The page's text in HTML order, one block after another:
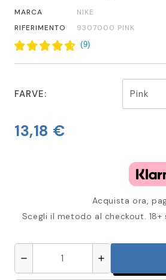
MARCA
NIKE
RIFERIMENTO
9307000 PINK
(9)
FARVE:
13,18 €
Acquista ora,
Scegli il metodo al checkout.
remove add